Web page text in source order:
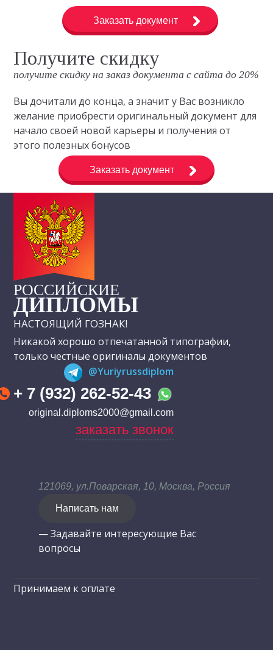
Заказать документ
Получите скидку
получите скидку на заказ документа с сайта до 20%
Вы дочитали до конца, а значит у Вас возникло
желание приобрести оригинальный документ для
начало своей новой карьеры и получения от
этого полезных бонусов
Заказать документ
РОССИЙСКИЕ
ДИПЛОМЫ
НАСТОЯЩИЙ ГОЗНАК!
Никакой хорошо отпечатанной типографии,
только честные оригиналы документов
@Yuriyrussdiplom
+ 7 (932) 262-52-43
original.diploms2000@gmail.com
заказать звонок
121069, ул.Поварская, 10, Москва, Россия
Написать нам
— Задавайте интересующие Вас
вопросы
Принимаем к оплате